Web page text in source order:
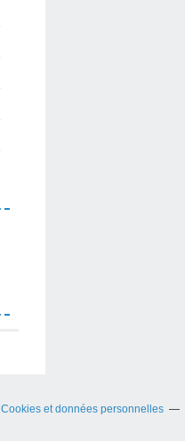
Cookies et données personnelles